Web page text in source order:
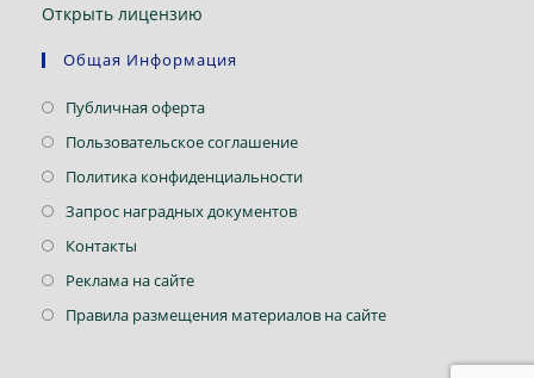
Открыть лицензию
Общая Информация
Публичная офертаОткроется
в
Пользовательское соглашениеОткроется
в
Политика конфиденциальностиОткроется
Запрос наградных документовОткроется
Контакты
в
Реклама на сайтеОткроется
в
Правила размещения материалов на сайтеОткроется